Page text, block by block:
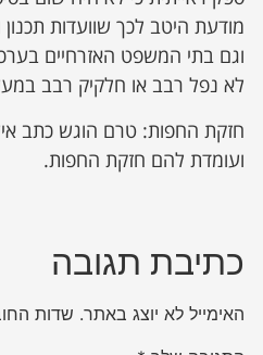
מודעת היטב לכך שוועדות תכנון
וגם בתי המשפט האזרחיים
לא נפל רבב או חלקיק רבב
חזקת החפות: טרם הוגש כתב
ועומדת להם חזקת החפות.
כתיבת תגובה
האימייל לא יוצג באתר. שדות